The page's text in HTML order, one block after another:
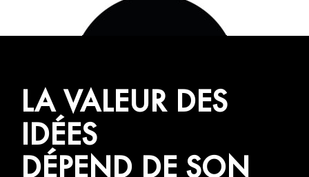
LA VALEUR DES
IDÉES
DÉPEND DE SON